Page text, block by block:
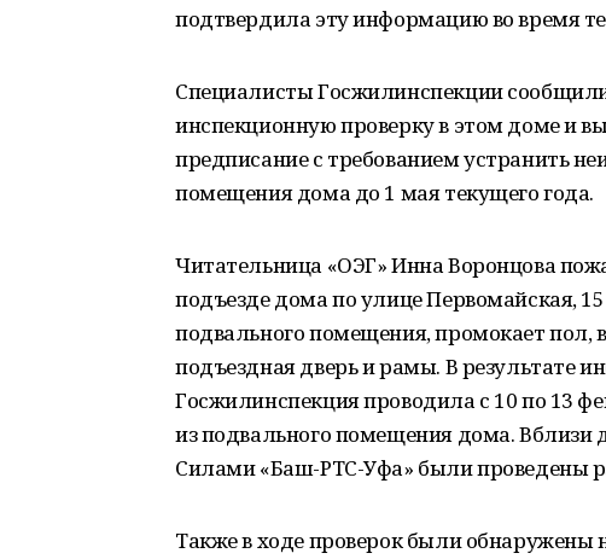
подтвердила эту информацию во время
Специалисты Госжилинспекции
инспекционную проверку в этом доме и
предписание с требованием устранить
помещения дома до 1 мая текущего года.
Читательница «ОЭГ» Инна Воронцова
подъезде дома по улице Первомайская,
подвального помещения, промокает пол,
подъездная дверь и рамы. В результате
Госжилинспекция проводила с 10 по 13
из подвального помещения дома. Вблизи
Силами «Баш-РТС-Уфа» были проведены
Также в ходе проверок были